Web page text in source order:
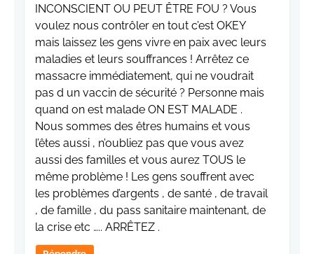
INCONSCIENT OU PEUT ÊTRE FOU ? Vous
voulez nous contrôler en tout c’est OKEY
mais laissez les gens vivre en paix avec leurs
maladies et leurs souffrances ! Arrêtez ce
massacre immédiatement, qui ne voudrait
pas d un vaccin de sécurité ? Personne mais
quand on est malade ON EST MALADE .
Nous sommes des êtres humains et vous
l’êtes aussi , n’oubliez pas que vous avez
aussi des familles et vous aurez TOUS le
même problème ! Les gens souffrent avec
les problèmes d’argents , de santé , de travail
, de famille , du pass sanitaire maintenant, de
la crise etc ….. ARRÊTEZ .